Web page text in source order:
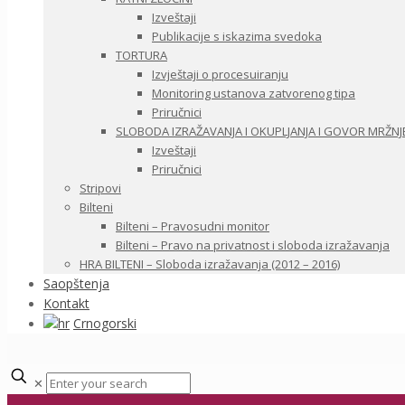
Izveštaji
Publikacije s iskazima svedoka
TORTURA
Izvještaji o procesuiranju
Monitoring ustanova zatvorenog tipa
Priručnici
SLOBODA IZRAŽAVANJA I OKUPLJANJA I GOVOR
Izveštaji
Priručnici
Stripovi
Bilteni
Bilteni – Pravosudni monitor
Bilteni – Pravo na privatnost i sloboda izražavanja
HRA BILTENI – Sloboda izražavanja (2012 – 2016)
Saopštenja
Kontakt
Crnogorski
✕